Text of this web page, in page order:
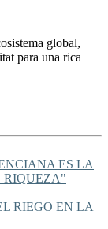
global,
para una rica
ES LA
RIQUEZA"
RIEGO EN LA